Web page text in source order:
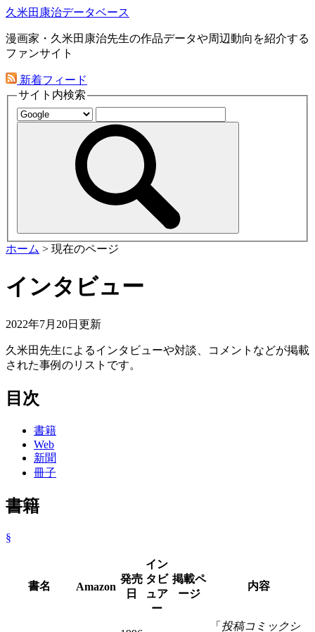
久米田康治データベース
漫画家・久米田康治先生の作品データや周辺動向を紹介する
ファンサイト
新着フィード
サイト内検索
ホーム > 現在のページ
インタビュー
2022年7月20日 更新
久米田先生によるインタビューや対談、コメントなどが掲載
された事例のリストです。
目次
書籍
Web
新聞
冊子
書籍
§
書名 Amazon
発売
日
イン
タビ
ュア
ー
掲載ペ
ージ
内容
「 投稿コミックシ